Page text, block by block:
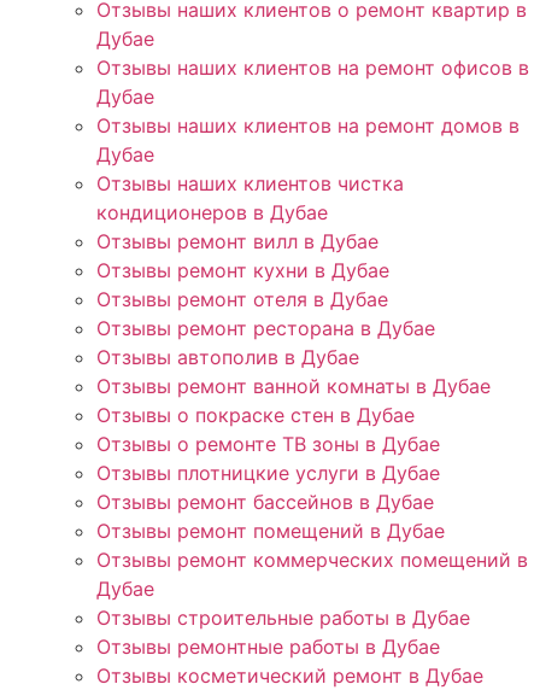
Отзывы наших клиентов о ремонт квартир в
Дубае
Отзывы наших клиентов на ремонт офисов в
Дубае
Отзывы наших клиентов на ремонт домов в
Дубае
Отзывы наших клиентов чистка
кондиционеров в Дубае
Отзывы ремонт вилл в Дубае
Отзывы ремонт кухни в Дубае
Отзывы ремонт отеля в Дубае
Отзывы ремонт ресторана в Дубае
Отзывы автополив в Дубае
Отзывы ремонт ванной комнаты в Дубае
Отзывы о покраске стен в Дубае
Отзывы о ремонте ТВ зоны в Дубае
Отзывы плотницкие услуги в Дубае
Отзывы ремонт бассейнов в Дубае
Отзывы ремонт помещений в Дубае
Отзывы ремонт коммерческих помещений в
Дубае
Отзывы строительные работы в Дубае
Отзывы ремонтные работы в Дубае
Отзывы косметический ремонт в Дубае